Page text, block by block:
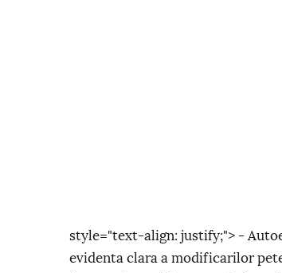
style="text-align: justify;"> -
evidenta clara a modificarilor